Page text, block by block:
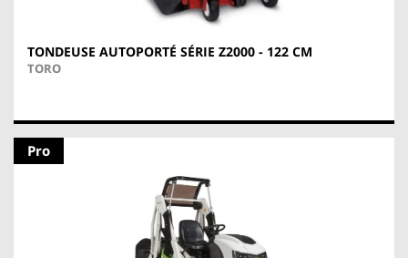
TONDEUSE AUTOPORTÉ SÉRIE Z2000 - 122 CM
TORO
Pro